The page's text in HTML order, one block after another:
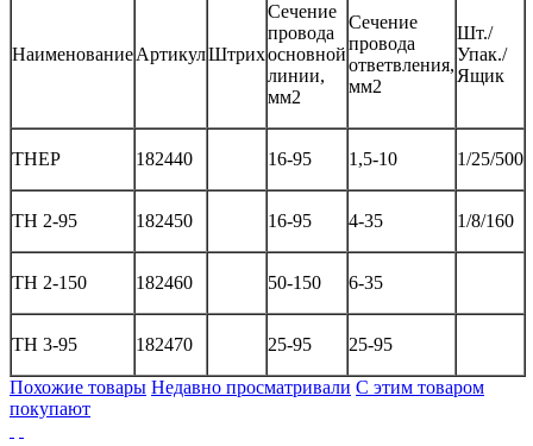
НаименованиеАртикулШтрих
Сечение
провода
основной
линии,
мм2
Сечение
провода
ответвления,
мм2
Шт./
Упак./
Ящик
THEP 182440 16-95 1,5-10 1/25/500
TH 2-95 182450 16-95 4-35 1/8/160
TH 2-150 182460 50-150 6-35
TH 3-95 182470 25-95 25-95
Похожие товары Недавно просматривали С этим товаром
покупают